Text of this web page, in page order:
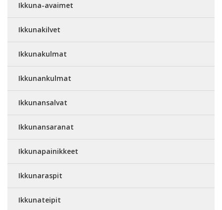
Ikkuna-avaimet
Ikkunakilvet
Ikkunakulmat
Ikkunankulmat
Ikkunansalvat
Ikkunansaranat
Ikkunapainikkeet
Ikkunaraspit
Ikkunateipit